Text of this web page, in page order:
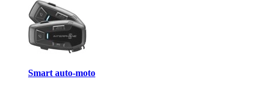
Smart auto-moto